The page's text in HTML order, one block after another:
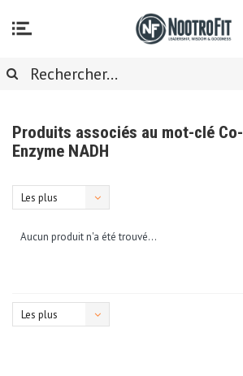
Produits associés au mot-clé Co-
Enzyme NADH
Les plus
Aucun produit n'a été trouvé...
Les plus